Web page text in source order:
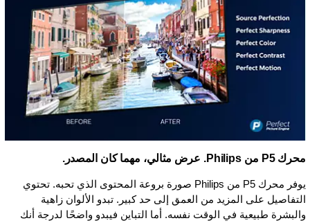
محرك P5 من Philips. عرض مثالي، مهما كان المصدر.
يوفر محرك P5 من Philips صورة بروعة المحتوى الذي تحبه. تحتوي
التفاصيل على المزيد من العمق إلى حد كبير. تبدو الألوان زاهية
والبشرة طبيعية في الوقت نفسه. أما التباين فيبدو واضحًا لدرجة أنك